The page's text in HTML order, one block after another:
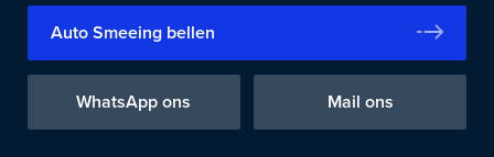
Auto Smeeing bellen
WhatsApp ons Mail ons